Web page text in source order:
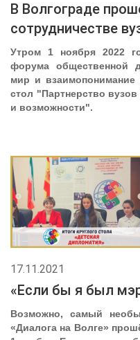
В Волгограде
сотрудничестве
Утром 1 ноября 2022
форума общественной
мир и взаимопонимание
стол "Партнерство
и возможности".
17.11.2021
«Если бы я был
Возможно, самый
«Диалога на Волге»